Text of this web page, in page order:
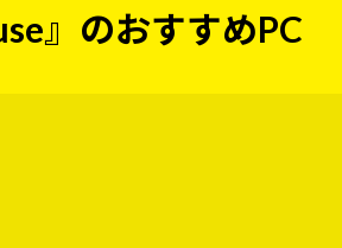
』のおすすめPC